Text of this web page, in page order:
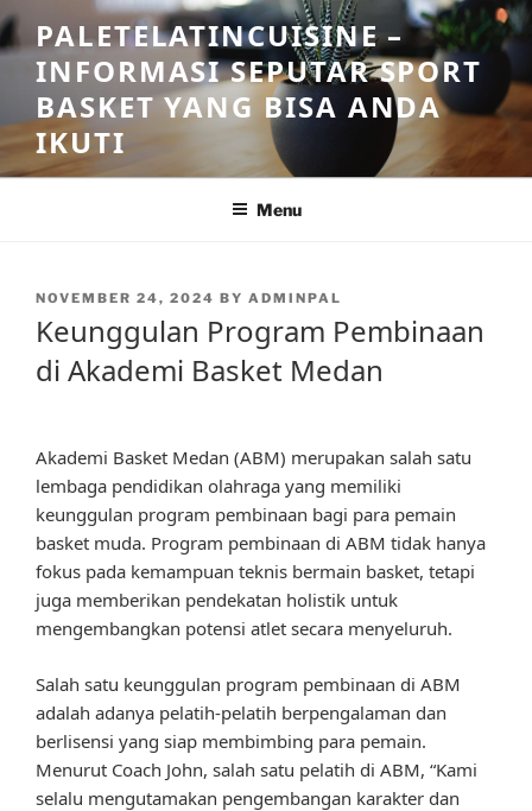
Skip
to
content
PALETELATINCUISINE –
INFORMASI SEPUTAR SPORT
BASKET YANG BISA ANDA
IKUTI
Menu
POSTED
NOVEMBER 24, 2024 BY ADMINPAL
Keunggulan Program Pembinaan
di Akademi Basket Medan
Akademi Basket Medan (ABM) merupakan salah satu
lembaga pendidikan olahraga yang memiliki
keunggulan program pembinaan bagi para pemain
basket muda. Program pembinaan di ABM tidak hanya
fokus pada kemampuan teknis bermain basket, tetapi
juga memberikan pendekatan holistik untuk
mengembangkan potensi atlet secara menyeluruh.
Salah satu keunggulan program pembinaan di ABM
adalah adanya pelatih-pelatih berpengalaman dan
berlisensi yang siap membimbing para pemain.
Menurut Coach John, salah satu pelatih di ABM, “Kami
selalu mengutamakan pengembangan karakter dan